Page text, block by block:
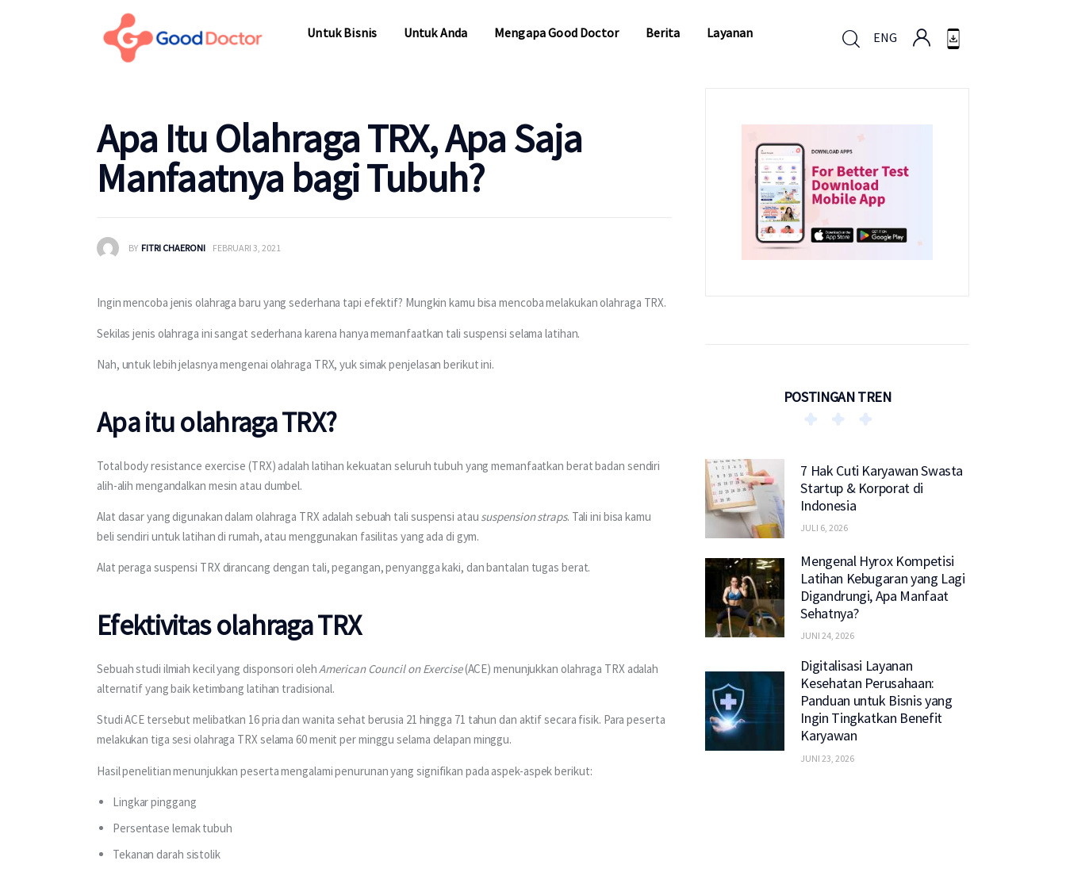
Untuk Bisnis Untuk Anda Mengapa Good Doctor Berita Layanan ENG
Apa Itu Olahraga TRX, Apa Saja
Manfaatnya bagi Tubuh?
BY FITRI CHAERONI FEBRUARI 3, 2021
Ingin mencoba jenis olahraga baru yang sederhana tapi efektif? Mungkin kamu bisa mencoba melakukan olahraga TRX.
Sekilas jenis olahraga ini sangat sederhana karena hanya memanfaatkan tali suspensi selama latihan.
Nah, untuk lebih jelasnya mengenai olahraga TRX, yuk simak penjelasan berikut ini.
Apa itu olahraga TRX?
Total body resistance exercise (TRX) adalah latihan kekuatan seluruh tubuh yang memanfaatkan berat badan sendiri
alih-alih mengandalkan mesin atau dumbel.
Alat dasar yang digunakan dalam olahraga TRX adalah sebuah tali suspensi atau suspension straps. Tali ini bisa kamu
beli sendiri untuk latihan di rumah, atau menggunakan fasilitas yang ada di gym.
Alat peraga suspensi TRX dirancang dengan tali, pegangan, penyangga kaki, dan bantalan tugas berat.
Efektivitas olahraga TRX
Sebuah studi ilmiah kecil yang disponsori oleh American Council on Exercise (ACE) menunjukkan olahraga TRX adalah
alternatif yang baik ketimbang latihan tradisional.
Studi ACE tersebut melibatkan 16 pria dan wanita sehat berusia 21 hingga 71 tahun dan aktif secara fisik. Para peserta
melakukan tiga sesi olahraga TRX selama 60 menit per minggu selama delapan minggu.
Hasil penelitian menunjukkan peserta mengalami penurunan yang signifikan pada aspek-aspek berikut:
Lingkar pinggang
Persentase lemak tubuh
Tekanan darah sistolik
POSTINGAN TREN
7 Hak Cuti Karyawan Swasta
Startup & Korporat di
Indonesia
JULI 6, 2026
Mengenal Hyrox Kompetisi
Latihan Kebugaran yang Lagi
Digandrungi, Apa Manfaat
Sehatnya?
JUNI 24, 2026
Digitalisasi Layanan
Kesehatan Perusahaan:
Panduan untuk Bisnis yang
Ingin Tingkatkan Benefit
Karyawan
JUNI 23, 2026